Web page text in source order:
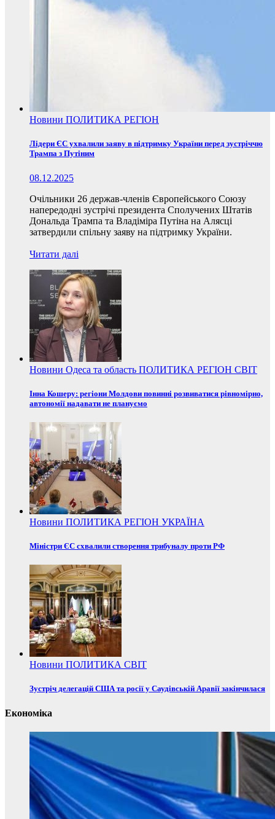
Новини ПОЛИТИКА РЕГІОН
Лідери ЄС ухвалили заяву в підтримку України перед зустріччю
Трампа з Путіним
08.12.2025
Очільники 26 держав-членів Європейського Союзу
напередодні зустрічі президента Сполучених Штатів
Дональда Трампа та Владіміра Путіна на Алясці
затвердили спільну заяву на підтримку України.
Читати далі
Новини Одеса та область ПОЛИТИКА РЕГІОН СВІТ
Інна Кошеру: регіони Молдови повинні розвиватися рівномірно,
автономії надавати не плануємо
Новини ПОЛИТИКА РЕГІОН УКРАЇНА
Міністри ЄС схвалили створення трибуналу проти РФ
Новини ПОЛИТИКА СВІТ
Зустріч делегацій США та росії у Саудівській Аравії закінчилася
Економіка